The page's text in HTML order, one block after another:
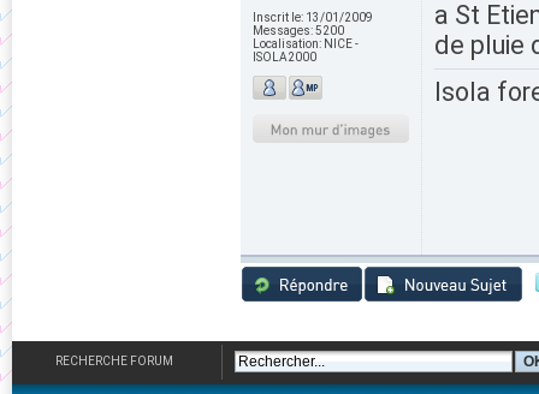
Inscrit le: 13/01/2009
Messages:5200
Localisation: NICE -
ISOLA2000
a St
de pluie
Isola
RECHERCHE FORUM